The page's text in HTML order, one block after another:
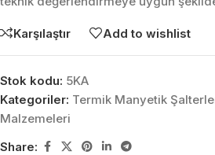
Karşılaştır Add to wishlist
Stok kodu: 5KA
Kategoriler: Termik Manyetik
Malzemeleri
Share: